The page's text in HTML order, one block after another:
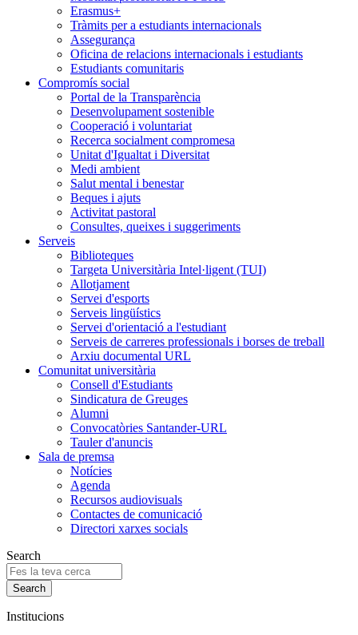
Erasmus+
Tràmits per a estudiants internacionals
Assegurança
Oficina de relacions internacionals i estudiants
Estudiants comunitaris
Compromís social
Portal de la Transparència
Desenvolupament sostenible
Cooperació i voluntariat
Recerca socialment compromesa
Unitat d'Igualtat i Diversitat
Medi ambient
Salut mental i benestar
Beques i ajuts
Activitat pastoral
Consultes, queixes i suggeriments
Serveis
Biblioteques
Targeta Universitària Intel·ligent (TUI)
Allotjament
Servei d'esports
Serveis lingüístics
Servei d'orientació a l'estudiant
Serveis de carreres professionals i borses de treball
Arxiu documental URL
Comunitat universitària
Consell d'Estudiants
Sindicatura de Greuges
Alumni
Convocatòries Santander-URL
Tauler d'anuncis
Sala de premsa
Notícies
Agenda
Recursos audiovisuals
Contactes de comunicació
Directori xarxes socials
Search
Institucions